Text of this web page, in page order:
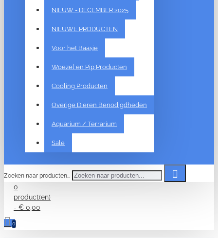
NIEUW - DECEMBER 2025
NIEUWE PRODUCTEN
Voor het Baasje
Woezel en Pip Producten
Cooling Producten
Overige Dieren Benodigdheden
Aquarium / Terrarium
Sale
Zoeken naar producten...
0
product(en)
- € 0,00
0